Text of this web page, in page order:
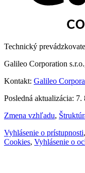
Technický
Galileo Corporation
Kontakt: Galileo
Posledná aktualizácia: 7.
Zmena vzhľadu,
Vyhlásenie o prístupnosti,
Cookies, Vyhlásenie o